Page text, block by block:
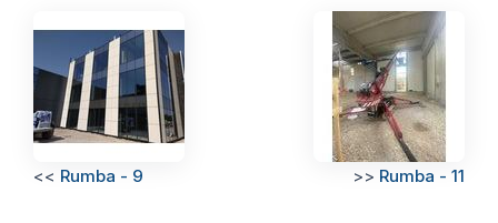
<< Rumba - 9 >> Rumba - 11